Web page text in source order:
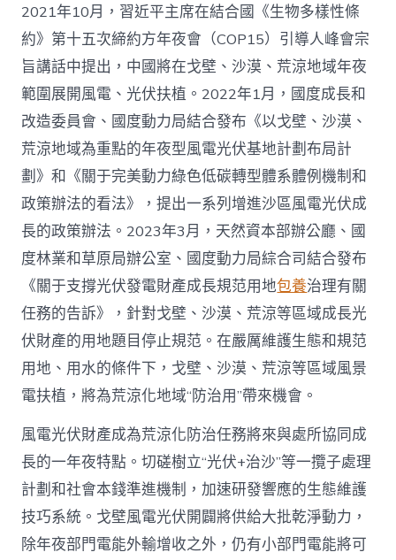
2021年10月，習近平主席在結合國《生物多樣性條
約》第十五次締約方年夜會（COP15）引導人峰會宗
旨講話中提出，中國將在戈壁、沙漠、荒涼地域年夜
範圍展開風電、光伏扶植。2022年1月，國度成長和
改造委員會、國度動力局結合發布《以戈壁、沙漠、
荒涼地域為重點的年夜型風電光伏基地計劃布局計
劃》和《關于完美動力綠色低碳轉型體系體例機制和
政策辦法的看法》，提出一系列增進沙區風電光伏成
長的政策辦法。2023年3月，天然資本部辦公廳、國
度林業和草原局辦公室、國度動力局綜合司結合發布
《關于支撐光伏發電財產成長規范用地包養治理有關
任務的告訴》，針對戈壁、沙漠、荒涼等區域成長光
伏財產的用地題目停止規范。在嚴厲維護生態和規范
用地、用水的條件下，戈壁、沙漠、荒涼等區域風景
電扶植，將為荒涼化地域“防治用”帶來機會。
風電光伏財產成為荒涼化防治任務將來與處所協同成
長的一年夜特點。切磋樹立“光伏+治沙”等一攬子處理
計劃和社會本錢準進機制，加速研發響應的生態維護
技巧系統。戈壁風電光伏開闢將供給大批乾淨動力，
除年夜部門電能外輸增收之外，仍有小部門電能將可